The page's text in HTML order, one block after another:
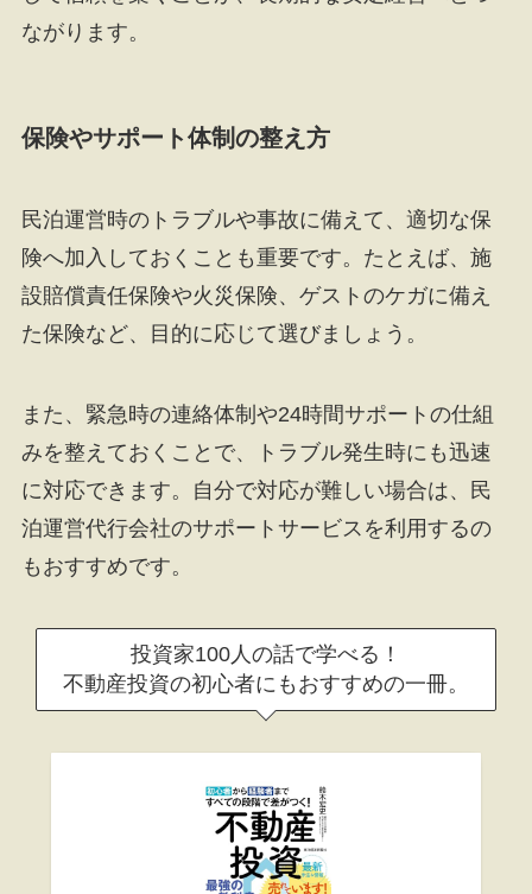
ながります。
保険やサポート体制の整え方
民泊運営時のトラブルや事故に備えて、適切な保
険へ加入しておくことも重要です。たとえば、施
設賠償責任保険や火災保険、ゲストのケガに備え
た保険など、目的に応じて選びましょう。
また、緊急時の連絡体制や24時間サポートの仕組
みを整えておくことで、トラブル発生時にも迅速
に対応できます。自分で対応が難しい場合は、民
泊運営代行会社のサポートサービスを利用するの
もおすすめです。
投資家100人の話で学べる！
不動産投資の初心者にもおすすめの一冊。